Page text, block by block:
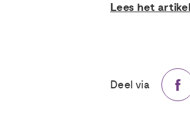
Lees het
Deel via